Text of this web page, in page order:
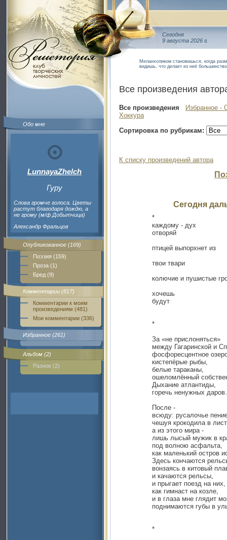
Обо мне
LunnayaZhelch
Гуру
Слова громче голоса. Цветы
растут благодаря дождю, а
не грому (м/ф Добытчица)
Александр Фральцов
Опубликованное (169)
Поэзия (159)
Проза (1)
Бред (9)
Комментарии (817)
Комментарии к моим
произведениям (481)
Мои комментарии (336)
Избранное (261)
Альбом (2)
Разное (2)
Сегодня
9 августа 2026 г.
Меланхоликом становишься, когда
видишь, что делает из неё
Все произведения
Все произведения
Избранное -
Хоккура
Сортировка по рубрикам:
К списку произведений автора
Сегодня
*
каждому - дух
отворяй
птицей выпорхнет из
твои твари
колючие и пушистые
хочешь
будут
*
За «не прислоняться»
между Гагаринской и
фосфоресцентное
кистепёрые рыбы,
белые тараканы,
ошеломлённый
Дыхание атлантиды,
горечь ненужных
После -
всюду: русалочье
чешуя крокодила в
а из этого мира -
лишь лысый мужик в
под волною асфальта,
как маленький остров
Здесь кончаются
вонзаясь в китовый
и качаются рельсы,
и прыгает поезд на них,
как гимнаст на козле,
и в глаза мне глядит
поднимаются губы в
*